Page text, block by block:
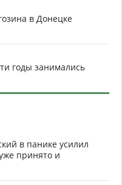
в Донецке
годы занимались
в панике усилил
принято и